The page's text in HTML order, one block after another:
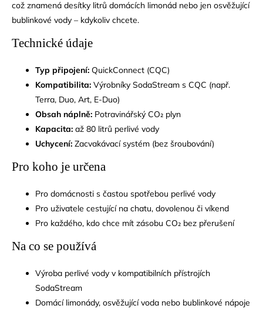
což znamená desítky litrů domácích limonád nebo jen osvěžující
bublinkové vody – kdykoliv chcete.
Technické údaje
Typ připojení: QuickConnect (CQC)
Kompatibilita: Výrobníky SodaStream s CQC (např.
Terra, Duo, Art, E-Duo)
Obsah náplně: Potravinářský CO₂ plyn
Kapacita: až 80 litrů perlivé vody
Uchycení: Zacvakávací systém (bez šroubování)
Pro koho je určena
Pro domácnosti s častou spotřebou perlivé vody
Pro uživatele cestující na chatu, dovolenou či víkend
Pro každého, kdo chce mít zásobu CO₂ bez přerušení
Na co se používá
Výroba perlivé vody v kompatibilních přístrojích
SodaStream
Domácí limonády, osvěžující voda nebo bublinkové nápoje